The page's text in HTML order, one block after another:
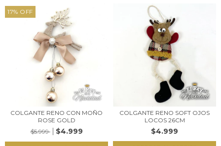
17% OFF
COLGANTE RENO CON MOÑO
ROSE GOLD
$5.999
$4.999
COLGANTE RENO SOFT OJOS
LOCOS 26CM
$4.999